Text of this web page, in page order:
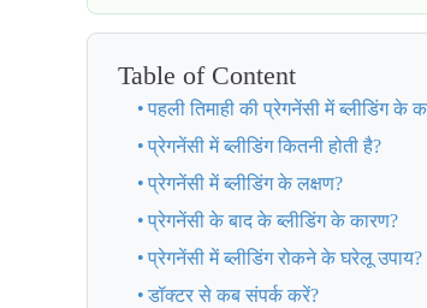
Table of Content
पहली तिमाही की प्रेगनेंसी में ब्लीडिंग के
प्रेगनेंसी में ब्लीडिंग कितनी होती है?
प्रेगनेंसी में ब्लीडिंग के लक्षण?
प्रेगनेंसी के बाद के ब्लीडिंग के कारण?
प्रेगनेंसी में ब्लीडिंग रोकने के घरेलू उपाय?
डॉक्टर से कब संपर्क करें?